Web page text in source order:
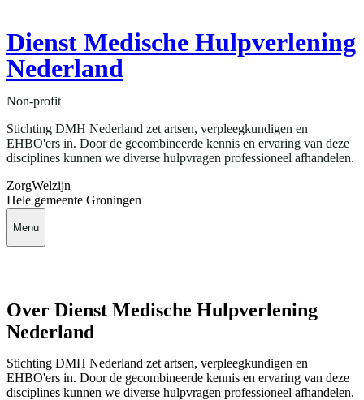
Dienst Medische Hulpverlening
Nederland
Non-profit
Stichting DMH Nederland zet artsen, verpleegkundigen en
EHBO'ers in. Door de gecombineerde kennis en ervaring van deze
disciplines kunnen we diverse hulpvragen professioneel afhandelen.
ZorgWelzijn
Hele gemeente Groningen
Menu
Over Dienst Medische Hulpverlening
Nederland
Stichting DMH Nederland zet artsen, verpleegkundigen en
EHBO'ers in. Door de gecombineerde kennis en ervaring van deze
disciplines kunnen we diverse hulpvragen professioneel afhandelen.